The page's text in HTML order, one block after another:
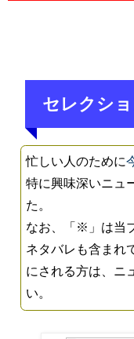
セレクシ
忙しい人のために
特に興味深いニュ
た。
なお、「※」は当
ネタバレも含まれ
にされる方は、ニ
い。